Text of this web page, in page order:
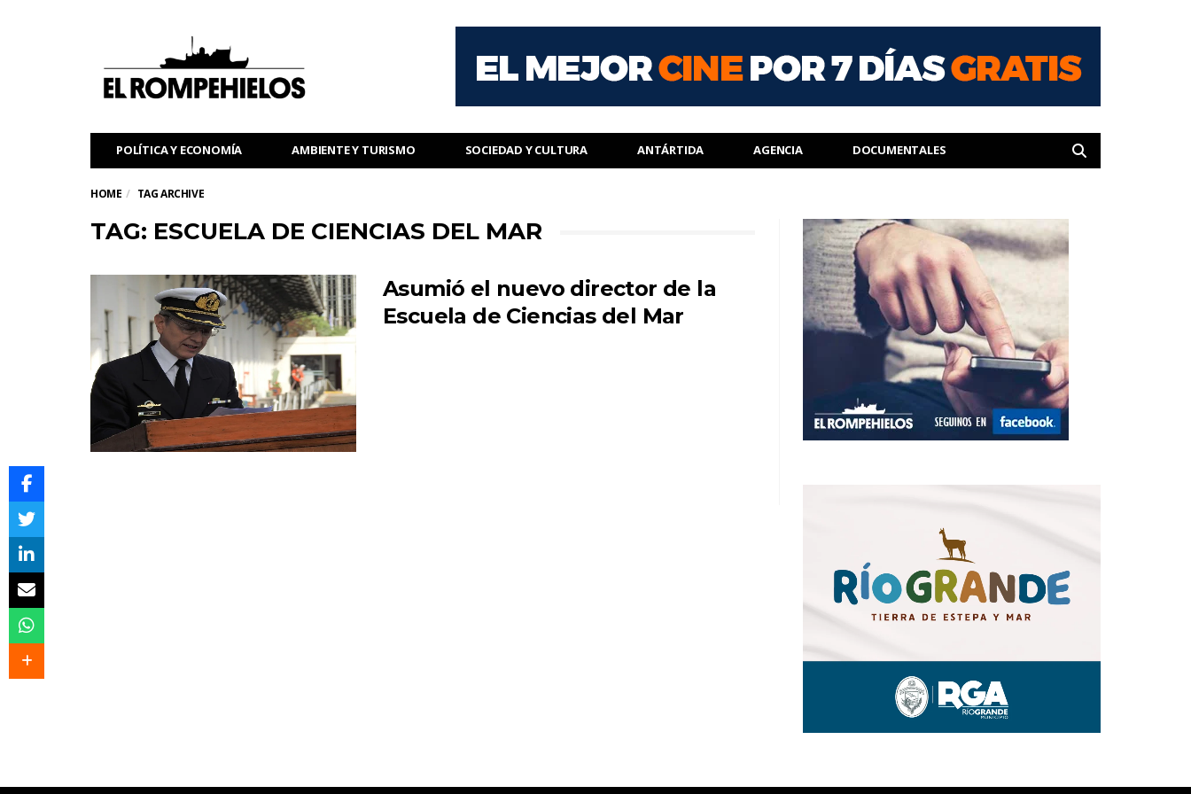
POLÍTICA Y ECONOMÍA AMBIENTE Y TURISMO SOCIEDAD Y CULTURA ANTÁRTIDA AGENCIA DOCUMENTALES
HOME TAG ARCHIVE
TAG: ESCUELA DE CIENCIAS DEL MAR
Asumió el nuevo director de la
Escuela de Ciencias del Mar